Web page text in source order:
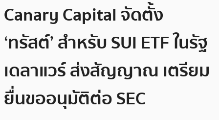
Canary Capital จัดตั้ง
‘ทรัสต์’ สำหรับ SUI ETF ในรัฐ
เดลาแวร์ ส่งสัญญาณ เตรียม
ยื่นขออนุมัติต่อ SEC